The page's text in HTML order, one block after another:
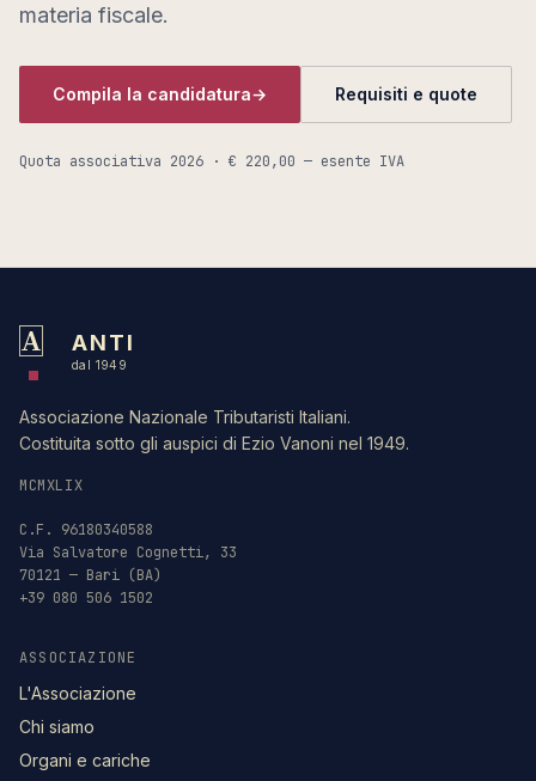
materia fiscale.
Compila la candidatura→ Requisiti e quote
Quota associativa 2026 · € 220,00 — esente IVA
A ANTI
dal 1949
Associazione Nazionale Tributaristi Italiani.
Costituita sotto gli auspici di Ezio Vanoni nel 1949.
MCMXLIX
C.F. 96180340588
Via Salvatore Cognetti, 33
70121 — Bari (BA)
+39 080 506 1502
ASSOCIAZIONE
L'Associazione
Chi siamo
Organi e cariche